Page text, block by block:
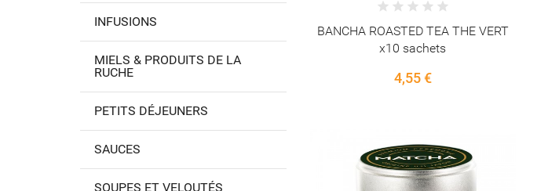
INFUSIONS
MIELS & PRODUITS DE LA
RUCHE
PETITS DÉJEUNERS
SAUCES
SOUPES ET VELOUTÉS
BANCHA ROASTED TEA THE VERT
x10 sachets
4,55 €